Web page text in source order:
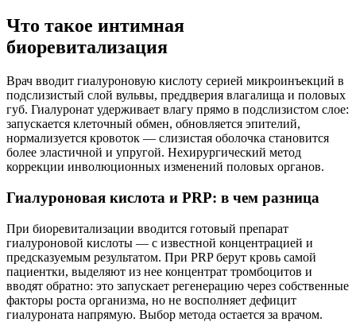
Что такое интимная
биоревитализация
Врач вводит гиалуроновую кислоту серией микроинъекций в
подслизистый слой вульвы, преддверия влагалища и половых
губ. Гиалуронат удерживает влагу прямо в подслизистом слое:
запускается клеточный обмен, обновляется эпителий,
нормализуется кровоток — слизистая оболочка становится
более эластичной и упругой. Нехирургический метод
коррекции инволюционных изменений половых органов.
Гиалуроновая кислота и PRP: в чем разница
При биоревитализации вводится готовый препарат
гиалуроновой кислоты — с известной концентрацией и
предсказуемым результатом. При PRP берут кровь самой
пациентки, выделяют из нее концентрат тромбоцитов и
вводят обратно: это запускает регенерацию через собственные
факторы роста организма, но не восполняет дефицит
гиалуроната напрямую. Выбор метода остается за врачом.